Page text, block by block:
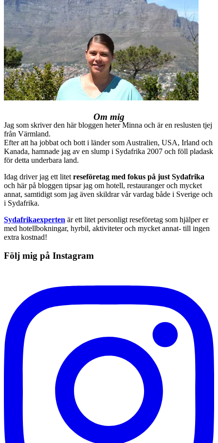
Om mig
Jag som skriver den här bloggen heter Minna och är en reslusten tjej
från Värmland.
Efter att ha jobbat och bott i länder som Australien, USA, Irland och
Kanada, hamnade jag av en slump i Sydafrika 2007 och föll pladask
för detta underbara land.
Idag driver jag ett litet reseföretag med fokus på just Sydafrika
och här på bloggen tipsar jag om hotell, restauranger och mycket
annat, samtidigt som jag även skildrar vår vardag både i Sverige och
i Sydafrika.
Sydafrikaexperten är ett litet personligt reseföretag som hjälper er
med hotellbokningar, hyrbil, aktiviteter och mycket annat- till ingen
extra kostnad!
Följ mig på Instagram